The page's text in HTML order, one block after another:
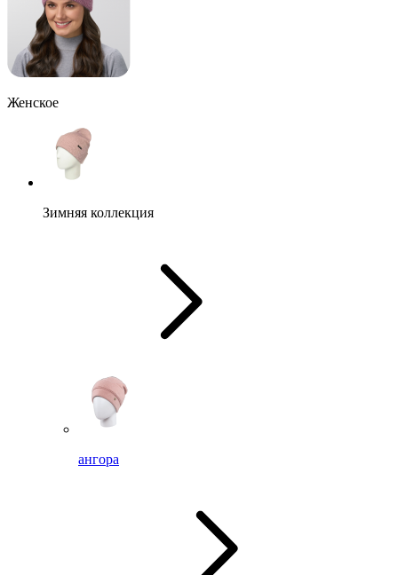
Женское
Зимняя коллекция
ангора